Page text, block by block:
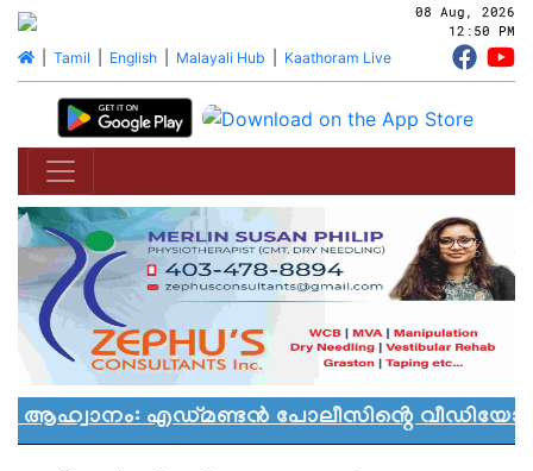
08 Aug, 2026
12:50 PM
| Tamil English| Malayali Hub Kaathoram Live
എഡ്മണ്ടൻ പോലീസിൻ്റെ വീഡിയോ